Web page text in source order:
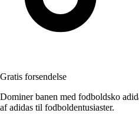
Gratis forsendelse
Dominer banen med fodboldsko
af adidas til fodboldentusiaster.